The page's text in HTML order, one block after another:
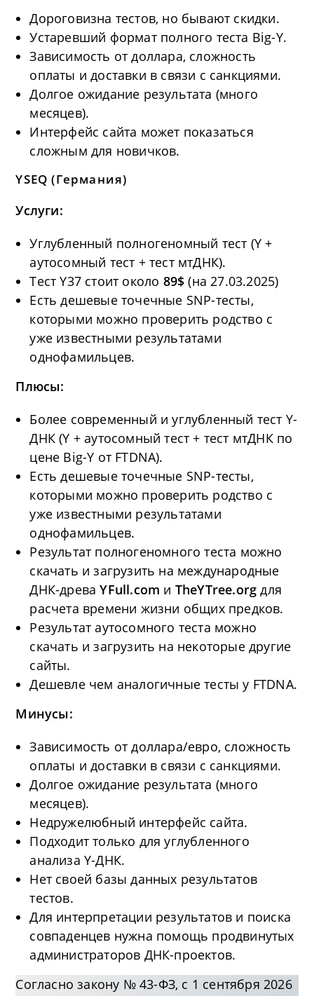
Дороговизна тестов, но бывают скидки.
Устаревший формат полного теста Big-Y.
Зависимость от доллара, сложность
оплаты и доставки в связи с санкциями.
Долгое ожидание результата (много
месяцев).
Интерфейс сайта может показаться
сложным для новичков.
YSEQ (Германия)
Услуги:
Углубленный полногеномный тест (Y +
аутосомный тест + тест мтДНК).
Тест Y37 стоит около 89$ (на 27.03.2025)
Есть дешевые точечные SNP-тесты,
которыми можно проверить родство с
уже известными результатами
однофамильцев.
Плюсы:
Более современный и углубленный тест Y-
ДНК (Y + аутосомный тест + тест мтДНК по
цене Big-Y от FTDNA).
Есть дешевые точечные SNP-тесты,
которыми можно проверить родство с
уже известными результатами
однофамильцев.
Результат полногеномного теста можно
скачать и загрузить на международные
ДНК-древаYFull.com и TheYTree.org для
расчета времени жизни общих предков.
Результат аутосомного теста можно
скачать и загрузить на некоторые другие
сайты.
Дешевле чем аналогичные тесты у FTDNA.
Минусы:
Зависимость от доллара/евро, сложность
оплаты и доставки в связи с санкциями.
Долгое ожидание результата (много
месяцев).
Недружелюбный интерфейс сайта.
Подходит только для углубленного
анализа Y-ДНК.
Нет своей базы данных результатов
тестов.
Для интерпретации результатов и поиска
совпаденцев нужна помощь продвинутых
администраторов ДНК-проектов.
Согласно закону № 43-ФЗ, с 1 сентября 2026